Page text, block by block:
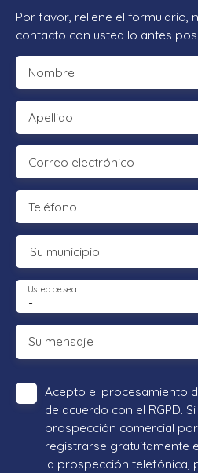
Por favor, rellene el formulario,
contacto con usted lo antes
Nombre
Apellido
Correo electrónico
Teléfono
Su municipio
-
Usted desea
Su mensaje
Acepto el procesamiento
de acuerdo con el RGPD.
prospección comercial
registrarse gratuitamente
la prospección telefónica,